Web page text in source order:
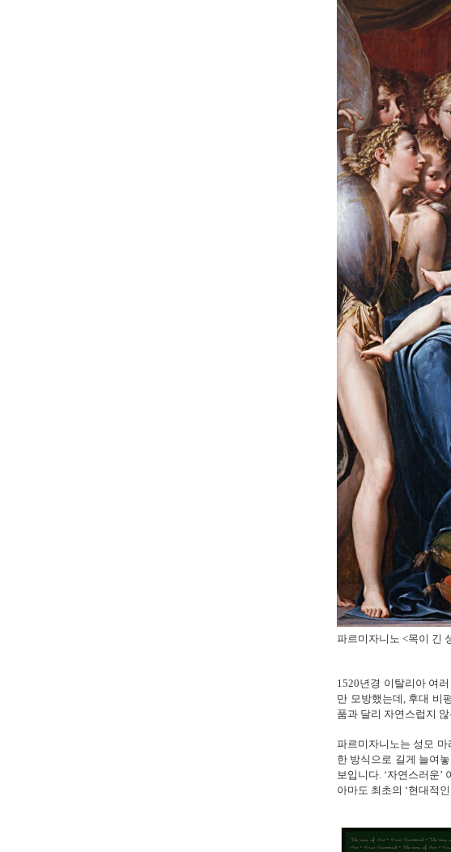
파르미자니노 <목이 긴
1520년경 이탈리아 여
만 모방했는데, 후대 비
품과 달리 자연스럽지
파르미자니노는 성모
한 방식으로 길게 늘여
보입니다. ‘자연스러운
아마도 최초의 ‘현대적